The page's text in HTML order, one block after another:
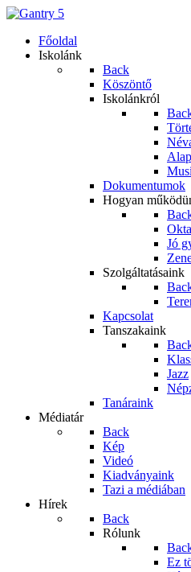
Főoldal
Iskolánk
Back
Köszöntő
Iskolánkról
Dokumentumok
Hogyan
Jó
Szolgáltatásaink
Kapcsolat
Tanszakaink
Jazz
Tanáraink
Médiatár
Back
Kép
Videó
Kiadványaink
Tazi a médiában
Hírek
Back
Rólunk
Ez